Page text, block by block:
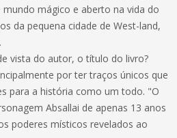
mágico e aberto na vida do
da pequena cidade de West-land,
vista do autor, o título do livro?
por ter traços únicos que
para a história como um todo. "O
Absallai de apenas 13 anos
poderes místicos revelados ao